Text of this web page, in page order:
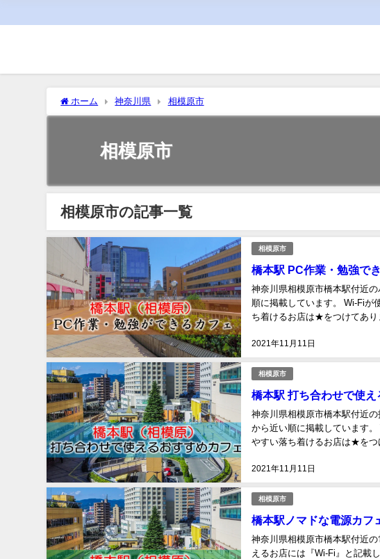
ホーム 神奈川県 相模原市
相模原市
相模原市の記事一覧
相模原市
橋本駅 PC作業・勉強で
2021年11月11日
神奈川県相模原市橋本駅付近
順に掲載しています。 Wi-Fiが
ち着けるお店は★をつけてあり
相模原市
橋本駅 打ち合わせで使
2021年11月11日
神奈川県相模原市橋本駅付近
から近い順に掲載しています
やすい落ち着けるお店は★をつ
相模原市
橋本駅ノマドな電源カフ
神奈川県相模原市橋本駅付近
えるお店には『Wi-Fi』と記載